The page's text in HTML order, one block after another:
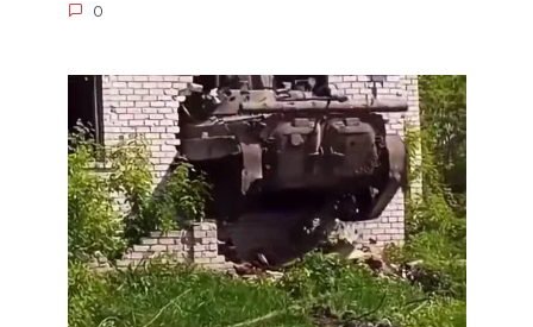
0